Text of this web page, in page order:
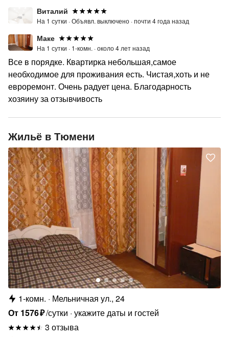
Виталий
На 1 сутки ·Объявл. выключено ·почти 4 года назад
Маке
На 1 сутки · 1-комн. ·около 4 лет назад
Все в порядке. Квартирка небольшая,самое
необходимое для проживания есть. Чистая,хоть и не
евроремонт. Очень радует цена. Благодарность
хозяину за отзывчивость
Жильё в Тюмени
1-комн.
Мельничная ул., 24
От 1576₽/сутки укажите даты и гостей
3 отзыва